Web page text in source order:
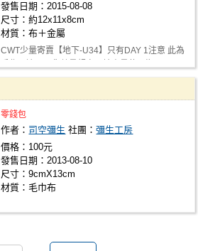
發售日期：2015-08-08
尺寸：約12x11x8cm
材質：布＋金屬
CWT少量寄賣【地下-U34】只有DAY 1注意 此為
零錢包
作者： 司空彌生 社團：彌生工房
價格：100元
發售日期：2013-08-10
尺寸：9cmX13cm
材質：毛巾布